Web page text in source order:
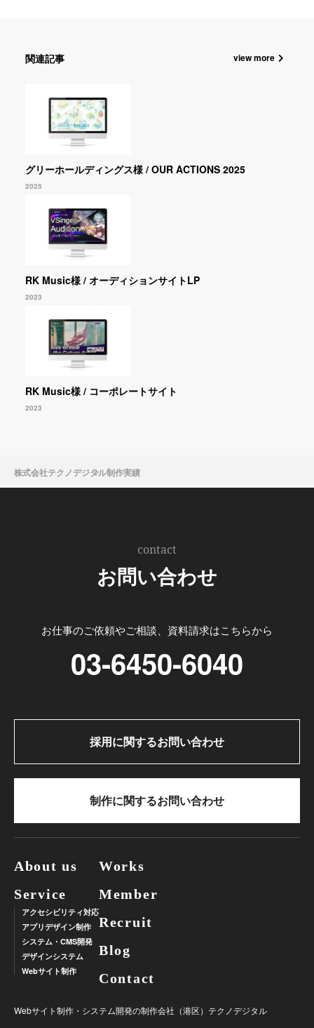
関連記事 view more
グリーホールディングス様 / OUR ACTIONS 2025
2025
RK Music様 / オーディションサイトLP
2023
RK Music様 / コーポレートサイト
2023
株式会社テクノデジタル制作実績
contact
お問い合わせ
お仕事のご依頼やご相談、資料請求はこちらから
03-6450-6040
採用に関するお問い合わせ
制作に関するお問い合わせ
Webサイト制作・システム開発の制作会社（港区） テクノデジタル
About us
Service
アクセシビリティ対応
アプリデザイン制作
システム・CMS開発
デザインシステム
Webサイト制作
Works
Member
Recruit
Blog
Contact